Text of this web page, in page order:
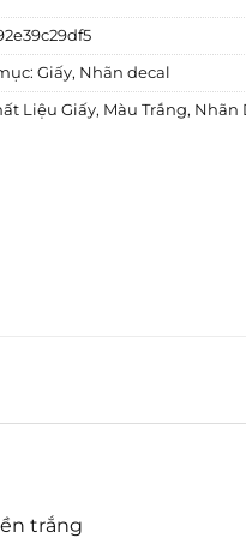
Giấy, Nhãn decal
Liệu Giấy, Màu Trắng, Nhãn
trắng